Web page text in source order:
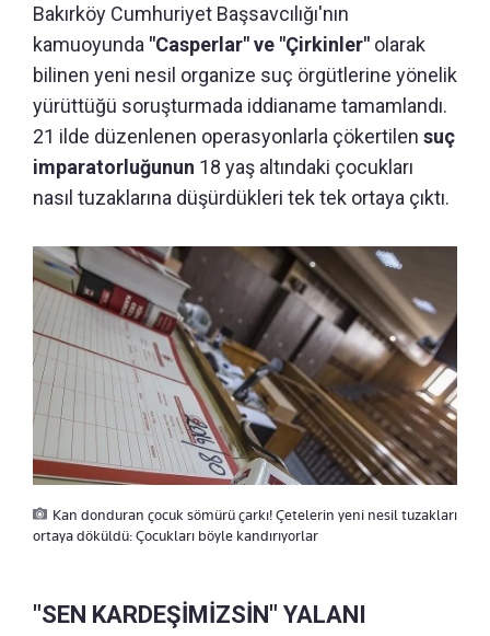
Bakırköy Cumhuriyet Başsavcılığı'nın
kamuoyunda "Casperlar" ve "Çirkinler" olarak
bilinen yeni nesil organize suç örgütlerine yönelik
yürüttüğü soruşturmada iddianame tamamlandı.
21 ilde düzenlenen operasyonlarla çökertilen suç
imparatorluğunun 18 yaş altındaki çocukları
nasıl tuzaklarına düşürdükleri tek tek ortaya çıktı.
Kan donduran çocuk sömürü çarkı! Çetelerin yeni nesil tuzakları
ortaya döküldü: Çocukları böyle kandırıyorlar
"SEN KARDEŞİMİZSİN" YALANI